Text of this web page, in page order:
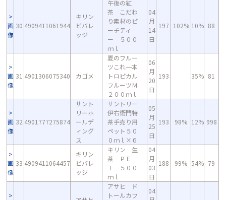
画
像
30 4909411061944
キリン
ビバレ
ッジ
午後の紅
茶 こだわ
り素材のピ
ーチティ
ー ５００
ｍｌ
04
月
14
日
197 102% 10% 88
画
像
31 4901306075340 カゴメ
夏のフルー
ツこれ一本
トロピカル
フルーツＭ
２００ｍｌ
06
月
20
日
193 35% 81
画
像
32 4901777275874
サント
リーホ
ールデ
ィング
ス
サントリー
伊右衛門特
茶手売り用
ペット５０
０ｍｌ×６
05
月
25
日
193 98% 12% 998
画
像
33 4909411064457
キリン
ビバレ
ッジ
キリン 生
茶 ＰＥ
Ｔ ５００
ｍｌ
04
月
03
日
188 99% 54% 79
アサヒ ド
トールカフ
04